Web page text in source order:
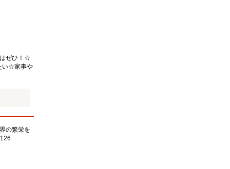
ぜひ！☆
い☆家事や
の繁栄を